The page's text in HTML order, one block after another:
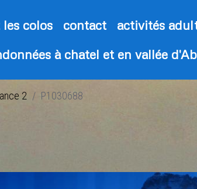
colos contact
activités
à chatel et en vallée
2 P1030688